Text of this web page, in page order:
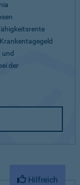
und
der
Hilfreich